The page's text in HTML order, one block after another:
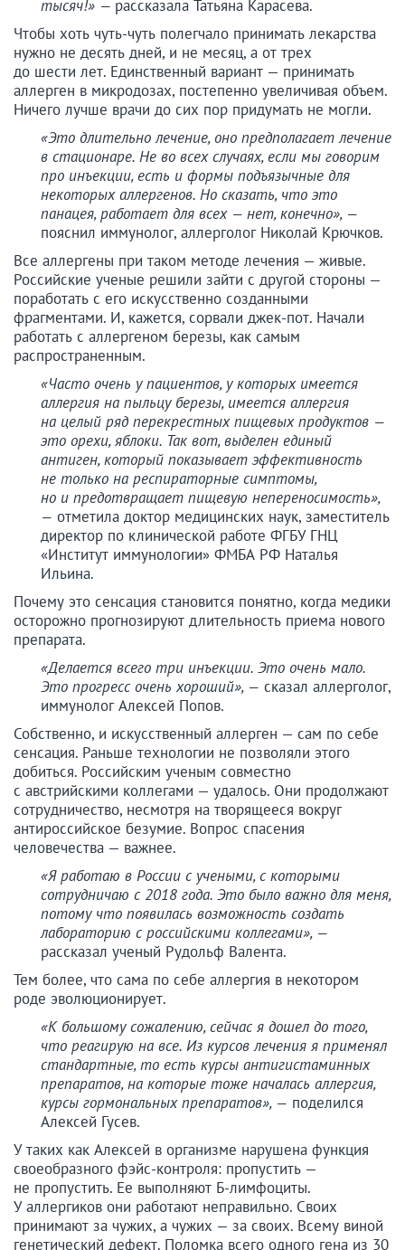
тысяч!» — рассказала Татьяна Карасева.
Чтобы хоть чуть-чуть полегчало принимать лекарства
нужно не десять дней, и не месяц, а от трех
до шести лет. Единственный вариант — принимать
аллерген в микродозах, постепенно увеличивая объем.
Ничего лучше врачи до сих пор придумать не могли.
«Это длительно лечение, оно предполагает лечение
в стационаре. Не во всех случаях, если мы говорим
про инъекции, есть и формы подъязычные для
некоторых аллергенов. Но сказать, что это
панацея, работает для всех — нет, конечно», —
пояснил иммунолог, аллерголог Николай Крючков.
Все аллергены при таком методе лечения — живые.
Российские ученые решили зайти с другой стороны —
поработать с его искусственно созданными
фрагментами. И, кажется, сорвали джек-пот. Начали
работать с аллергеном березы, как самым
распространенным.
«Часто очень у пациентов, у которых имеется
аллергия на пыльцу березы, имеется аллергия
на целый ряд перекрестных пищевых продуктов —
это орехи, яблоки. Так вот, выделен единый
антиген, который показывает эффективность
не только на респираторные симптомы,
но и предотвращает пищевую непереносимость»,
— отметила доктор медицинских наук, заместитель
директор по клинической работе ФГБУ ГНЦ
«Институт иммунологии» ФМБА РФ Наталья
Ильина.
Почему это сенсация становится понятно, когда медики
осторожно прогнозируют длительность приема нового
препарата.
«Делается всего три инъекции. Это очень мало.
Это прогресс очень хороший», — сказал аллерголог,
иммунолог Алексей Попов.
Собственно, и искусственный аллерген — сам по себе
сенсация. Раньше технологии не позволяли этого
добиться. Российским ученым совместно
с австрийскими коллегами — удалось. Они продолжают
сотрудничество, несмотря на творящееся вокруг
антироссийское безумие. Вопрос спасения
человечества — важнее.
«Я работаю в России с учеными, с которыми
сотрудничаю с 2018 года. Это было важно для меня,
потому что появилась возможность создать
лабораторию с российскими коллегами», —
рассказал ученый Рудольф Валента.
Тем более, что сама по себе аллергия в некотором
роде эволюционирует.
«К большому сожалению, сейчас я дошел до того,
что реагирую на все. Из курсов лечения я применял
стандартные, то есть курсы антигистаминных
препаратов, на которые тоже началась аллергия,
курсы гормональных препаратов», — поделился
Алексей Гусев.
У таких как Алексей в организме нарушена функция
своеобразного фэйс-контроля: пропустить —
не пропустить. Ее выполняют Б-лимфоциты.
У аллергиков они работают неправильно. Своих
принимают за чужих, а чужих — за своих. Всему виной
генетический дефект. Поломка всего одного гена из 30